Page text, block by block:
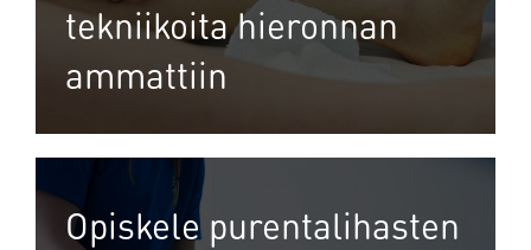
tekniikoita hieronnan
ammattiin
Opiskele purentalihasten